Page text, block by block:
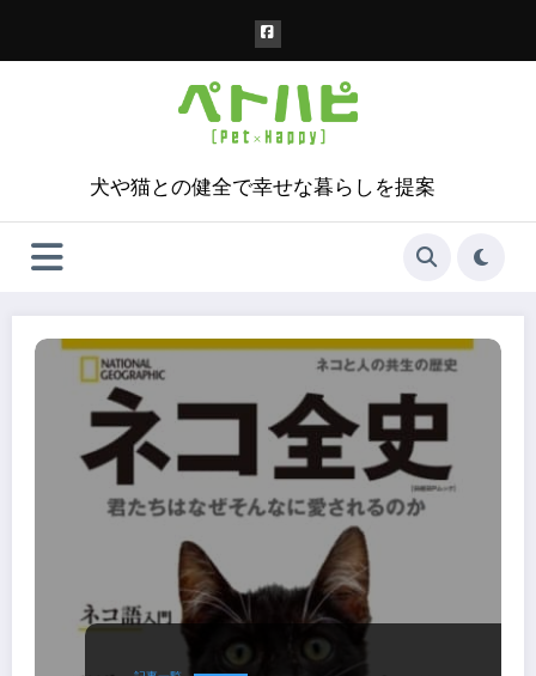
犬や猫との健全で幸せな暮らしを提案